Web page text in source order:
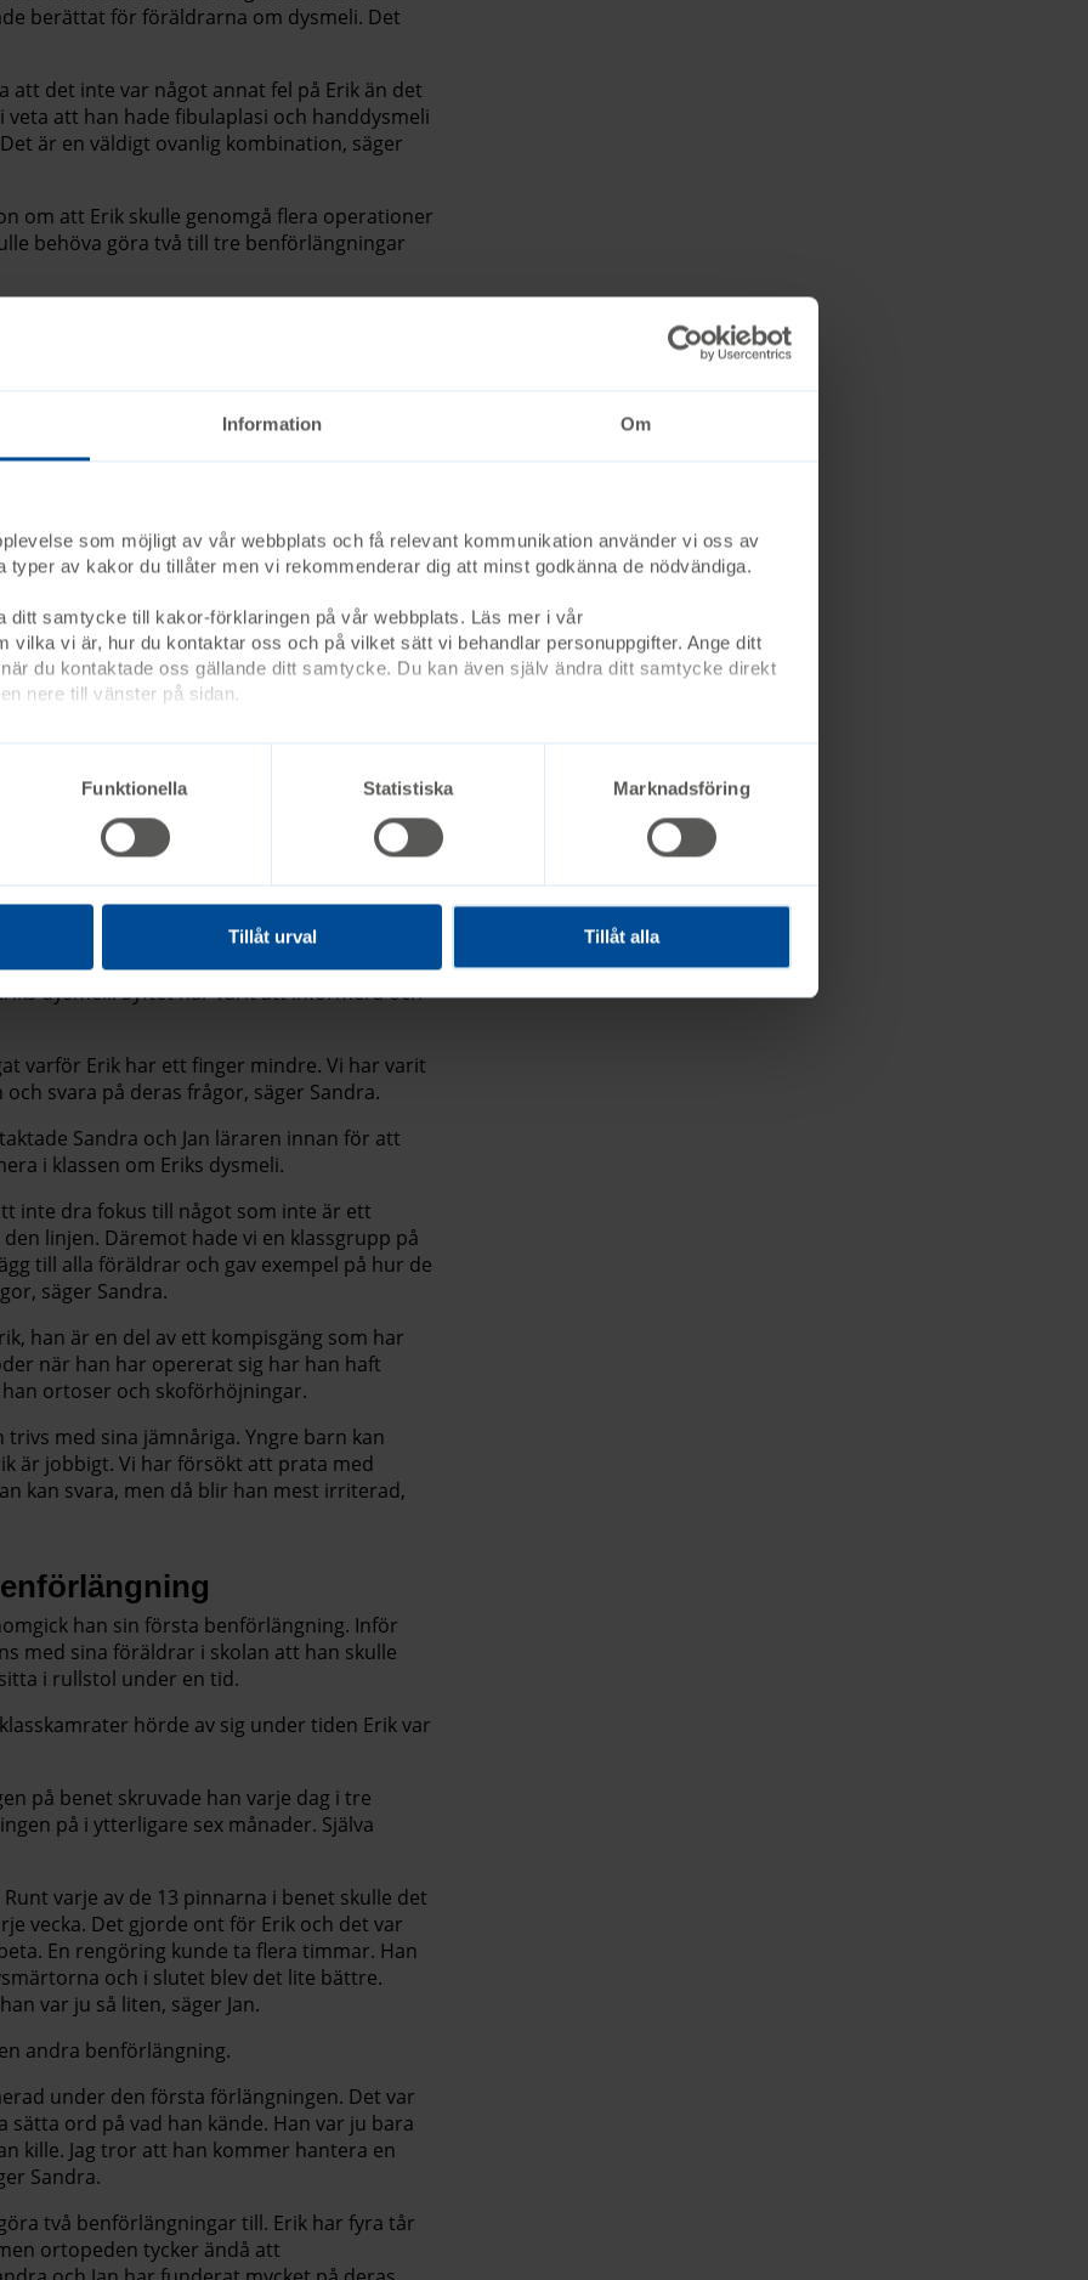
Information Om
som möjligt av vår webbplats och få relevant kommunikation använder vi oss av
typer av kakor du tillåter men vi rekommenderar dig att minst godkänna de nödvändiga.
ditt samtycke till kakor-förklaringen på vår webbplats. Läs mer i vår
vilka vi är, hur du kontaktar oss och på vilket sätt vi behandlar personuppgifter. Ange ditt
du kontaktade oss gällande ditt samtycke. Du kan även själv ändra ditt samtycke direkt
nere till vänster på sidan.
Funktionella Statistiska Marknadsföring
Tillåt urval Tillåt alla
berättat för föräldrarna om dysmeli. Det
att det inte var något annat fel på Erik än det
veta att han hade fibulaplasi och handdysmeli
är en väldigt ovanlig kombination, säger
om att Erik skulle genomgå flera operationer
behöva göra två till tre benförlängningar
Jan.
gånger
påbörjades behandlingen. Eriks ben
fingrarna och vid ett och ett halvt år gjordes
en liten rest av vadbenet som förhindrade
sedan gips blev en vana och vi fann oss i
på armen som liten kröp han inte utan
Han hittade lösningar på det mesta, säger
senare på en skena. Trots det var han väldigt
de andra barnen. Det största bekymret
ha stövlar, säger Sandra.
han gick i förskolan valde föräldrarna att
dysmeli. Syftet har varit att informera och
varför Erik har ett finger mindre. Vi har varit
svara på deras frågor, säger Sandra.
Sandra och Jan läraren innan för att
i klassen om Eriks dysmeli.
inte dra fokus till något som inte är ett
linjen. Däremot hade vi en klassgrupp på
till alla föräldrar och gav exempel på hur de
säger Sandra.
han är en del av ett kompisgäng som har
när han har opererat sig har han haft
ortoser och skoförhöjningar.
trivs med sina jämnåriga. Yngre barn kan
är jobbigt. Vi har försökt att prata med
kan svara, men då blir han mest irriterad,
han sin första benförlängning. Inför
med sina föräldrar i skolan att han skulle
i rullstol under en tid.
hörde av sig under tiden Erik var
på benet skruvade han varje dag i tre
på i ytterligare sex månader. Själva
varje av de 13 pinnarna i benet skulle det
vecka. Det gjorde ont för Erik och det var
En rengöring kunde ta flera timmar. Han
och i slutet blev det lite bättre.
var ju så liten, säger Jan.
andra benförlängning.
under den första förlängningen. Det var
ord på vad han kände. Han var ju bara
kille. Jag tror att han kommer hantera en
Sandra.
två benförlängningar till. Erik har fyra tår
ortopeden tycker ändå att